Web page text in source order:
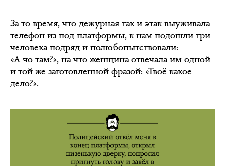
За то время, что дежурная так и этак выуживала
телефон из-под платформы, к нам подошли три
человека подряд и полюбопытствовали:
«А чо там?», на что женщина отвечала им одной
и той же заготовленной фразой: «Твоё какое
дело?».